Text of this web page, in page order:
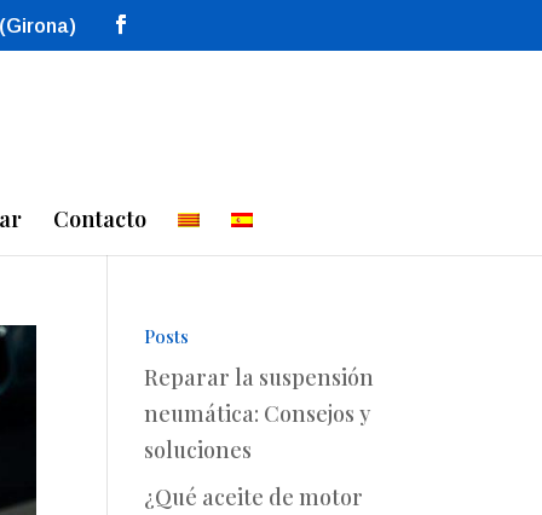
Contacto
Posts
Reparar la suspensión
neumática: Consejos y
soluciones
¿Qué aceite de motor